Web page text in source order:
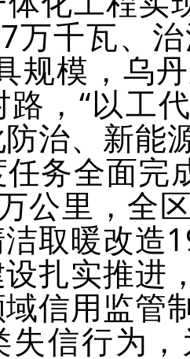
万千瓦、
规模，乌
，“以工
治、新能
务全面完
公里，全
取暖改造
扎实推进
信用监管
失信行为